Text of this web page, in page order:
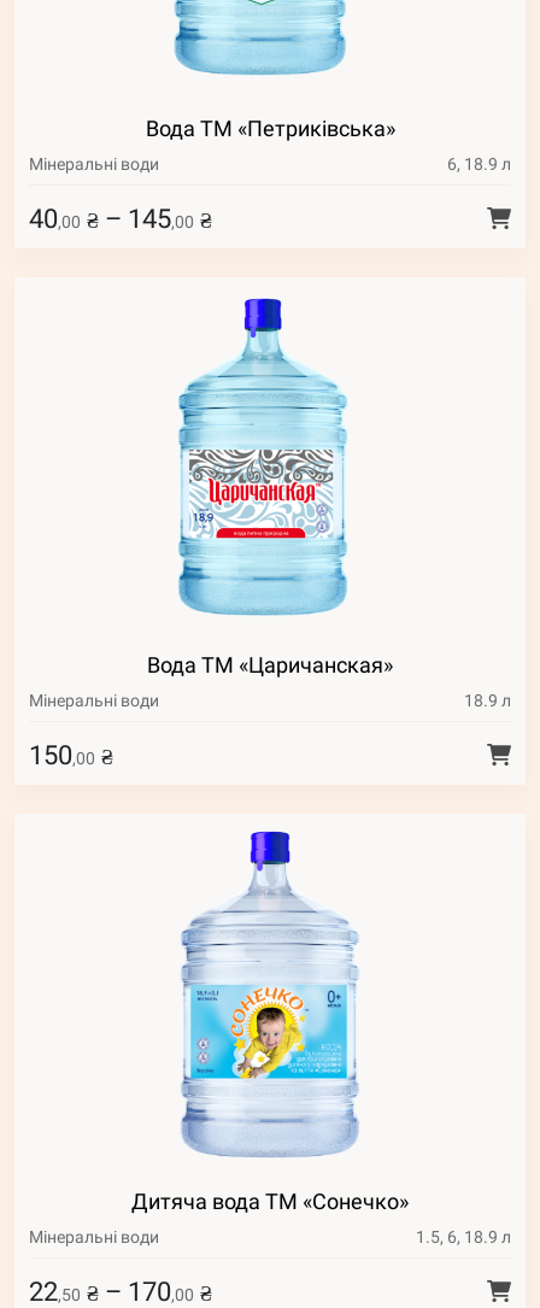
Вода ТМ «Петриківська»
Мінеральні води 6, 18.9 л
40,00 ₴ – 145,00 ₴
Вода ТМ «Царичанская»
Мінеральні води 18.9 л
150,00 ₴
Дитяча вода ТМ «Сонечко»
Мінеральні води 1.5, 6, 18.9 л
22,50 ₴ – 170,00 ₴